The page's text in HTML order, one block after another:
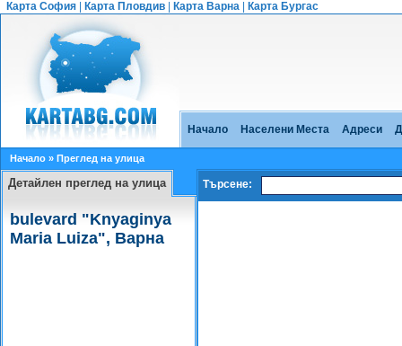
Карта София Карта Пловдив Карта Варна Карта Бургас
Начало Населени Места Адреси
Начало » Преглед на улица
Детайлен преглед на улица
bulevard "Knyaginya
Maria Luiza", Варна
Търсене: